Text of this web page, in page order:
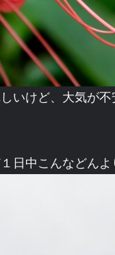
いけど、大気が
日中こんなどんよ